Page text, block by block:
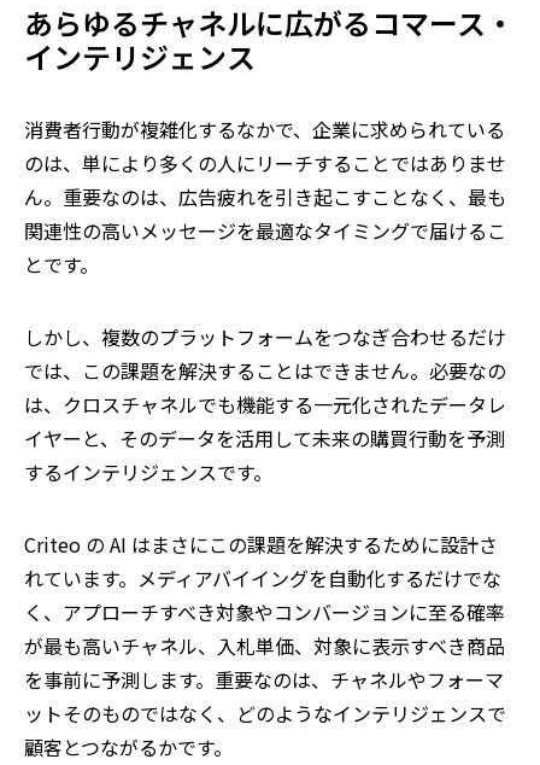
あらゆるチャネルに広がるコマース・
インテリジェンス
消費者行動が複雑化するなかで、企業に求められている
のは、単により多くの人にリーチすることではありませ
ん。重要なのは、広告疲れを引き起こすことなく、最も
関連性の高いメッセージを最適なタイミングで届けるこ
とです。
しかし、複数のプラットフォームをつなぎ合わせるだけ
では、この課題を解決することはできません。必要なの
は、クロスチャネルでも機能する一元化されたデータレ
イヤーと、そのデータを活用して未来の購買行動を予測
するインテリジェンスです。
Criteo の AI はまさにこの課題を解決するために設計さ
れています。メディアバイイングを自動化するだけでな
く、アプローチすべき対象やコンバージョンに至る確率
が最も高いチャネル、入札単価、対象に表示すべき商品
を事前に予測します。重要なのは、チャネルやフォーマ
ットそのものではなく、どのようなインテリジェンスで
顧客とつながるかです。